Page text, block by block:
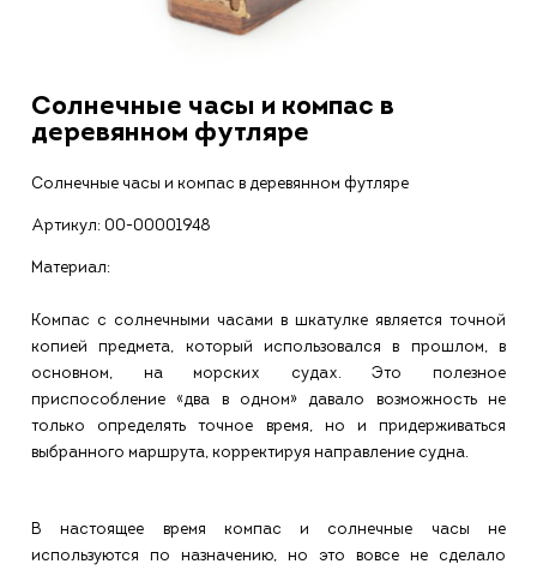
Солнечные часы и компас в
деревянном футляре
Солнечные часы и компас в деревянном футляре
Артикул: 00-00001948
Материал:
Компас с солнечными часами в шкатулке является точной
копией предмета, который использовался в прошлом, в
основном, на морских судах. Это полезное
приспособление «два в одном» давало возможность не
только определять точное время, но и придерживаться
выбранного маршрута, корректируя направление судна.
В настоящее время компас и солнечные часы не
используются по назначению, но это вовсе не сделало